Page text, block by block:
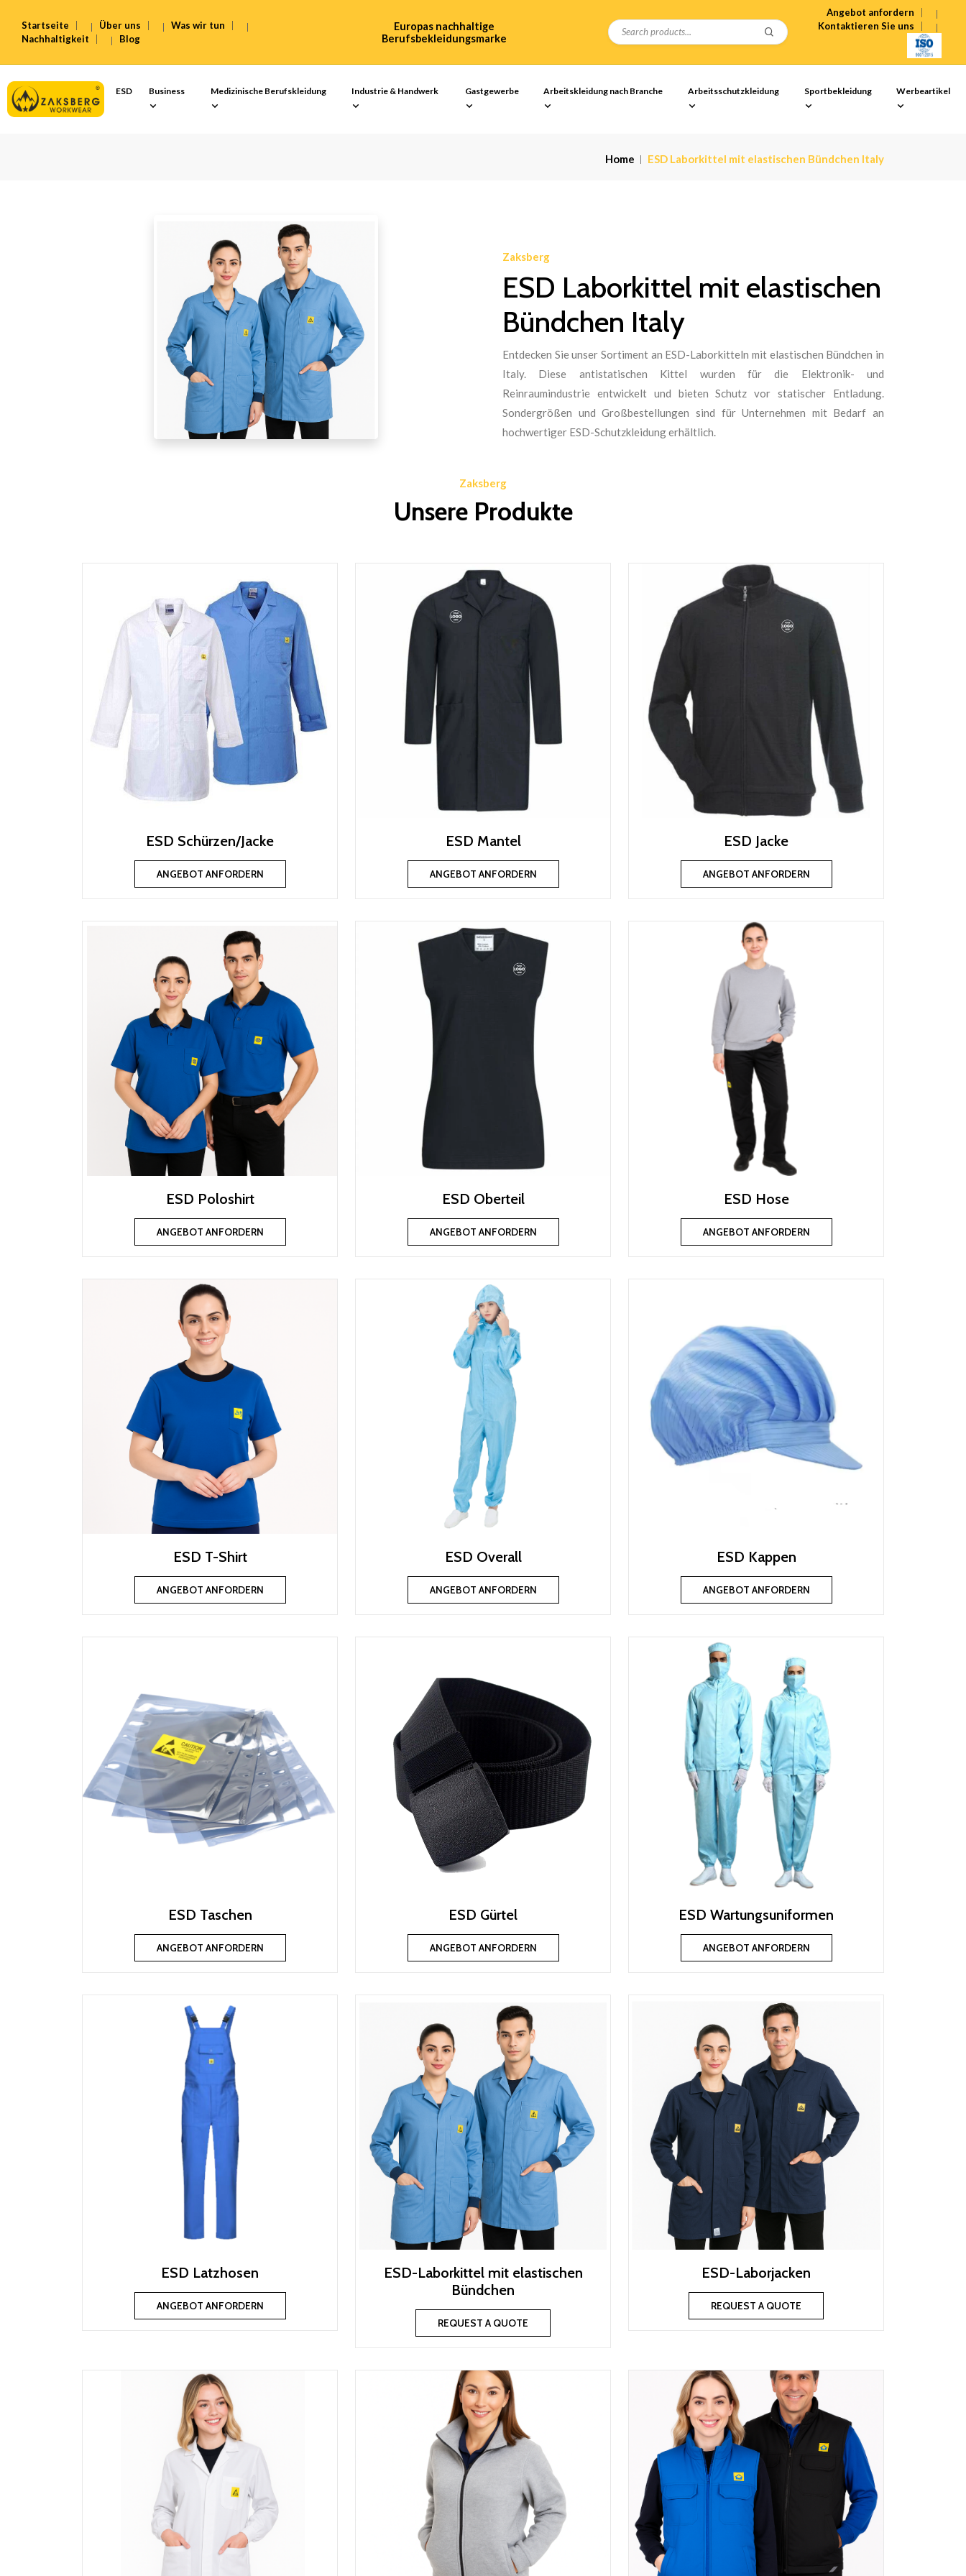
Startseite Über uns
Was wir tun
Nachhaltigkeit
Blog
Europas nachhaltige
Berufsbekleidungsmarke
Angebot anfordern
Kontaktieren Sie uns
ESD Business Medizinische Berufskleidung Industrie & Handwerk Gastgewerbe Arbeitskleidung nach Branche Arbeitsschutzkleidung Sportbekleidung Werbeartikel
Home ESD Laborkittel mit elastischen Bündchen Italy
Zaksberg
ESD Laborkittel mit elastischen
Bündchen Italy
Entdecken Sie unser Sortiment an ESD-Laborkitteln mit elastischen Bündchen in
Italy. Diese antistatischen Kittel wurden für die Elektronik- und
Reinraumindustrie entwickelt und bieten Schutz vor statischer Entladung.
Sondergrößen und Großbestellungen sind für Unternehmen mit Bedarf an
hochwertiger ESD-Schutzkleidung erhältlich.
Zaksberg
Unsere Produkte
ESD Schürzen/Jacke
ANGEBOT ANFORDERN
ESD Mantel
ANGEBOT ANFORDERN
ESD Jacke
ANGEBOT ANFORDERN
ESD Poloshirt
ANGEBOT ANFORDERN
ESD Oberteil
ANGEBOT ANFORDERN
ESD Hose
ANGEBOT ANFORDERN
ESD T-Shirt
ANGEBOT ANFORDERN
ESD Overall
ANGEBOT ANFORDERN
ESD Kappen
ANGEBOT ANFORDERN
ESD Taschen
ANGEBOT ANFORDERN
ESD Gürtel
ANGEBOT ANFORDERN
ESD Wartungsuniformen
ANGEBOT ANFORDERN
ESD Latzhosen
ANGEBOT ANFORDERN
ESD-Laborkittel mit elastischen
Bündchen
REQUEST A QUOTE
ESD-Laborjacken
REQUEST A QUOTE